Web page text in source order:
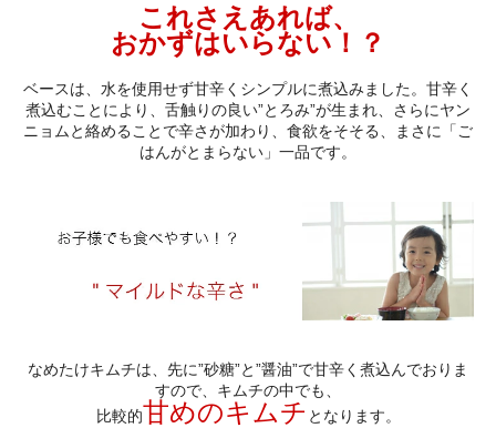
これさえあれば、
おかずはいらない！？
ベースは、水を使用せず甘辛くシンプルに煮込みました。甘辛く
煮込むことにより、舌触りの良い”とろみ”が生まれ、さらにヤン
ニョムと絡めることで辛さが加わり、食欲をそそる、まさに「ご
はんがとまらない」一品です。
なめたけキムチは、先に”砂糖”と”醤油”で甘辛く煮込んでおりま
すので、キムチの中でも、
比較的甘めのキムチ となります。